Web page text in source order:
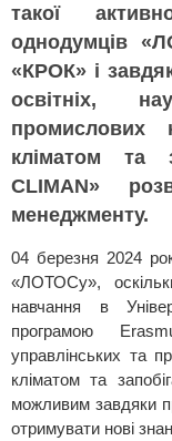
такої
однодумців
«КРОК» і
освітніх,
промислових
кліматом та
CLIMAN»
менеджменту.
04 березня 2024
«ЛОТОСу»,
навчання в
програмою
управлінських та
кліматом та
можливим завдяки
отримувати нові